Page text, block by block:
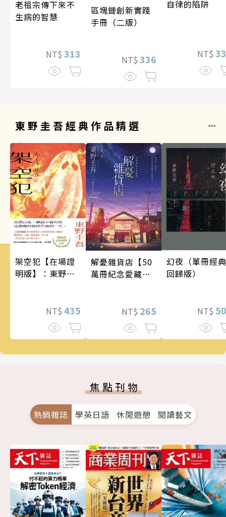
老祖宗傳下來不
生病的智慧
NT$ 313
區塊鏈創新實踐
手冊（二版）
NT$ 336
自律的陷阱
NT$
東野圭吾經典作品精選
架空犯【在場證
明版】：東野圭
蝠》系列重磅新
NT$ 435
解憂雜貨店【50
萬冊紀念愛藏
NT$ 265
幻夜（單冊經典
回歸版）
NT$
焦點刊物
熱銷雜誌 學英日語 休閒遊憩 閱讀藝文